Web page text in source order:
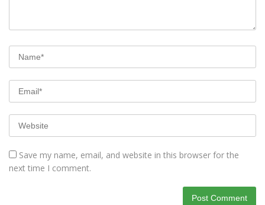
Save my name, email, and website in this browser for the
next time I comment.